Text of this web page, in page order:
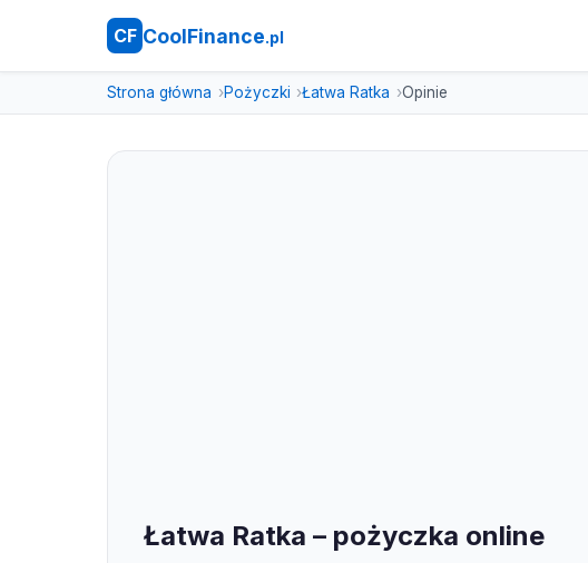
CF CoolFinance.pl
Strona główna Pożyczki Łatwa Ratka Opinie
Łatwa Ratka – pożyczka online